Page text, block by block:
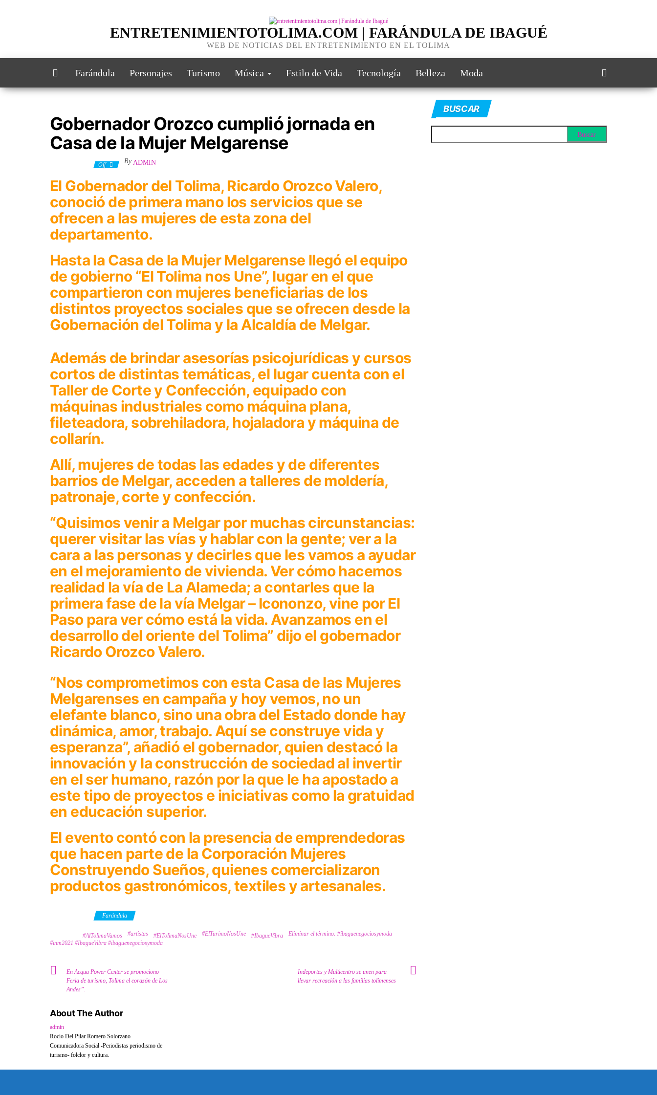
ENTRETENIMIENTOTOLIMA.COM | FARÁNDULA DE IBAGUÉ
WEB DE NOTICIAS DEL ENTRETENIMIENTO EN EL TOLIMA
Farándula Personajes Turismo Música Estilo de Vida Tecnología Belleza Moda
Gobernador Orozco cumplió jornada en
Casa de la Mujer Melgarense
Off By ADMIN
El Gobernador del Tolima, Ricardo Orozco Valero,
conoció de primera mano los servicios que se
ofrecen a las mujeres de esta zona del
departamento.
Hasta la Casa de la Mujer Melgarense llegó el equipo
de gobierno “El Tolima nos Une”, lugar en el que
compartieron con mujeres beneficiarias de los
distintos proyectos sociales que se ofrecen desde la
Gobernación del Tolima y la Alcaldía de Melgar.
Además de brindar asesorías psicojurídicas y cursos
cortos de distintas temáticas, el lugar cuenta con el
Taller de Corte y Confección, equipado con
máquinas industriales como máquina plana,
fileteadora, sobrehiladora, hojaladora y máquina de
collarín.
Allí, mujeres de todas las edades y de diferentes
barrios de Melgar, acceden a talleres de moldería,
patronaje, corte y confección.
“Quisimos venir a Melgar por muchas circunstancias:
querer visitar las vías y hablar con la gente; ver a la
cara a las personas y decirles que les vamos a ayudar
en el mejoramiento de vivienda. Ver cómo hacemos
realidad la vía de La Alameda; a contarles que la
primera fase de la vía Melgar – Icononzo, vine por El
Paso para ver cómo está la vida. Avanzamos en el
desarrollo del oriente del Tolima” dijo el gobernador
Ricardo Orozco Valero.
“Nos comprometimos con esta Casa de las Mujeres
Melgarenses en campaña y hoy vemos, no un
elefante blanco, sino una obra del Estado donde hay
dinámica, amor, trabajo. Aquí se construye vida y
esperanza”, añadió el gobernador, quien destacó la
innovación y la construcción de sociedad al invertir
en el ser humano, razón por la que le ha apostado a
este tipo de proyectos e iniciativas como la gratuidad
en educación superior.
El evento contó con la presencia de emprendedoras
que hacen parte de la Corporación Mujeres
Construyendo Sueños, quienes comercializaron
productos gastronómicos, textiles y artesanales.
Farándula
#AlTolimaVamos #artistas #ElTolimaNosUne #ElTurimoNosUne #IbagueVibra
Eliminar el término: #ibaguenegociosymoda
#inm2021 #IbagueVibra #ibaguenegociosymoda
En Acqua Power Center se promociono
Feria de turismo, Tolima el corazón de Los
Andes”.
Indeportes y Multicentro se unen para
llevar recreación a las familias tolimenses
About The Author
admin
Rocio Del Pilar Romero Solorzano
Comunicadora Social -Periodistas periodismo de
turismo- folclor y cultura.
BUSCAR